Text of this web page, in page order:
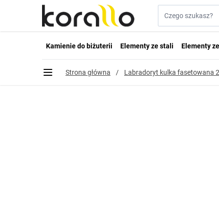
Przejdź do treści
Kamienie do biżuterii Elementy ze stali Elementy
Strona główna / Labradoryt kulka fasetowana